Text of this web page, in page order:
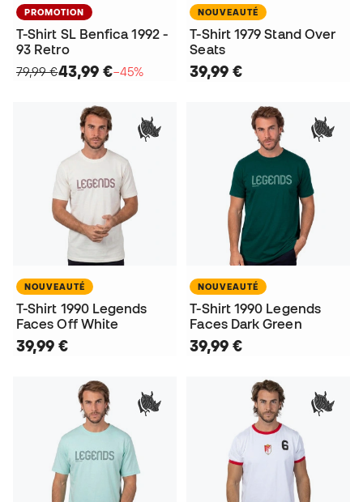
PROMOTION
T-Shirt SL Benfica 1992 -
93 Retro
79,99 €43,99 €−45%
NOUVEAUTÉ
T-Shirt 1979 Stand Over
Seats
39,99 €
NOUVEAUTÉ
T-Shirt 1990 Legends
Faces Off White
39,99 €
NOUVEAUTÉ
T-Shirt 1990 Legends
Faces Dark Green
39,99 €